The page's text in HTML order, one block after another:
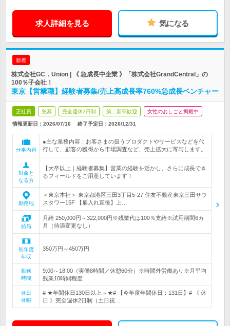
求人詳細を見る 気になる
新着
株式会社GC．Union | 《 急成長中企業 》「株式会社GrandCentral」の
100％子会社！
東京【営業職】経験者募集/売上高成長率760%急成長ベンチャー
正社員 急募 完全週休2日制 第二新卒歓迎 女性のおしごと掲載中
情報更新日：2026/07/16 終了予定日： 2026/12/31
仕事内容
●主な業務内容：お客さまの扱うプロダクトやサービスなどを代
行して、顧客の獲得から市場調査など、売上拡大に寄与します。
対象と
なる方
【大卒以上｜経験者募集】営業の経験を活かし、さらに成長でき
るフィールドをご用意しています！
勤務地
＜東京本社＞ 東京都港区三田3丁目5-27 住友不動産東京三田サウ
スタワー15F 【雇入れ直後】上…
給与
月給 250,000円～322,000円※残業代は100％支給※試用期間6カ
月（待遇変更なし）
初年度
年収
350万円～450万円
勤務
時間
9:00～18:00（実働8時間／休憩60分）※時間外労働あり※月平均
残業10時間程度
休日
休暇
# ★年間休日130日以上～★# 【今年度年間休日：131日】# 《 休
日 》完全週休2日制（土日祝…